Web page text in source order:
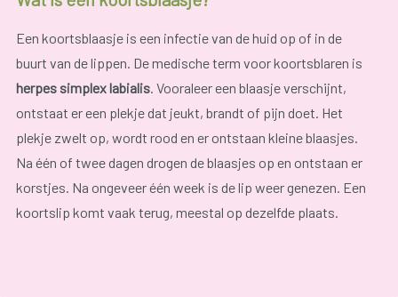
Een koortsblaasje is een infectie van de huid op of in de
buurt van de lippen. De medische term voor koortsblaren is
herpes simplex labialis. Vooraleer een blaasje verschijnt,
ontstaat er een plekje dat jeukt, brandt of pijn doet. Het
plekje zwelt op, wordt rood en er ontstaan kleine blaasjes.
Na één of twee dagen drogen de blaasjes op en ontstaan er
korstjes. Na ongeveer één week is de lip weer genezen. Een
koortslip komt vaak terug, meestal op dezelfde plaats.